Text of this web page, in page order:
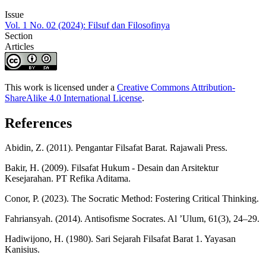
Issue
Vol. 1 No. 02 (2024): Filsuf dan Filosofinya
Section
Articles
This work is licensed under a Creative Commons Attribution-
ShareAlike 4.0 International License.
References
Abidin, Z. (2011). Pengantar Filsafat Barat. Rajawali Press.
Bakir, H. (2009). Filsafat Hukum - Desain dan Arsitektur
Kesejarahan. PT Refika Aditama.
Conor, P. (2023). The Socratic Method: Fostering Critical Thinking.
Fahriansyah. (2014). Antisofisme Socrates. Al ’Ulum, 61(3), 24–29.
Hadiwijono, H. (1980). Sari Sejarah Filsafat Barat 1. Yayasan
Kanisius.